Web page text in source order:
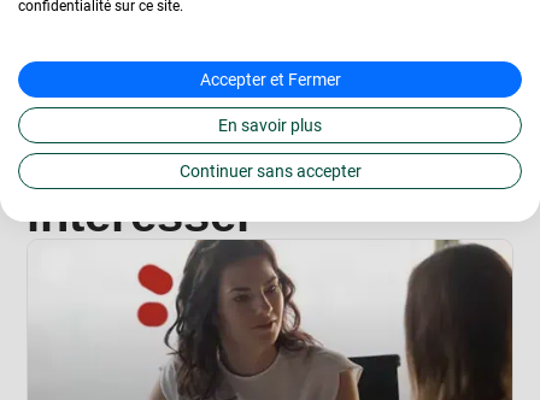
Les articles qui
pourraient vous
intéresser
confidentialité sur ce site.
Accepter et Fermer
En savoir plus
Continuer sans accepter